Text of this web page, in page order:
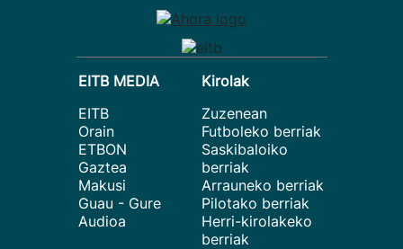
EITB MEDIA
EITB
Orain
ETBON
Gaztea
Makusi
Guau - Gure
Audioa
Kirolak
Zuzenean
Futboleko berriak
Saskibaloiko
berriak
Arrauneko berriak
Pilotako berriak
Herri-kirolakeko
berriak